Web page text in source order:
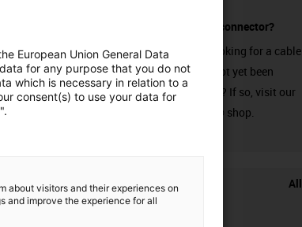
without a connector?
Are you looking for a cable
that has not yet been
harnessed? If so, visit our
chainflex® shop.
All
European Union General Data
for any purpose that you do not
which is necessary in relation to a
consent(s) to use your data for
about visitors and their experiences on
and improve the experience for all